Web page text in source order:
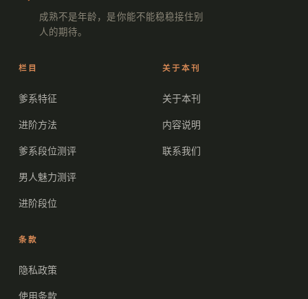
成熟不是年龄，是你能不能稳稳接住别
人的期待。
栏目
爹系特征
进阶方法
爹系段位测评
男人魅力测评
进阶段位
关于本刊
关于本刊
内容说明
联系我们
条款
隐私政策
使用条款